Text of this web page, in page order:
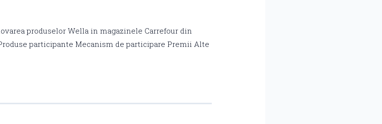
produselor Wella in magazinele Carrefour din
participante Mecanism de participare Premii Alte